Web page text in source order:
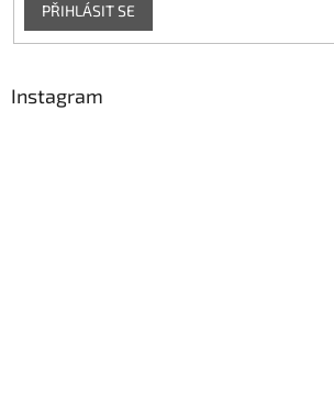
PŘIHLÁSIT SE
Instagram